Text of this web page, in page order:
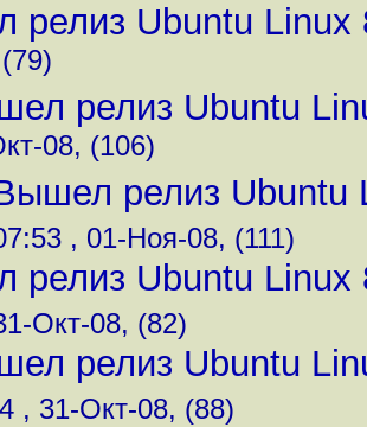
релиз Ubuntu Linux
релиз Ubuntu
08, (106)
релиз Ubuntu
, 01-Ноя-08, (111)
релиз Ubuntu Linux
Окт-08, (82)
релиз Ubuntu
, 31-Окт-08, (88)